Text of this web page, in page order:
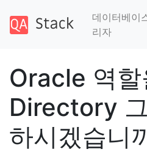
데이터베이
리자
Oracle 역
Directory
하시겠습니